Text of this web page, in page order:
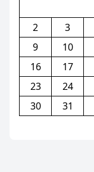
2
3
9
10
16
17
23
24
30
31